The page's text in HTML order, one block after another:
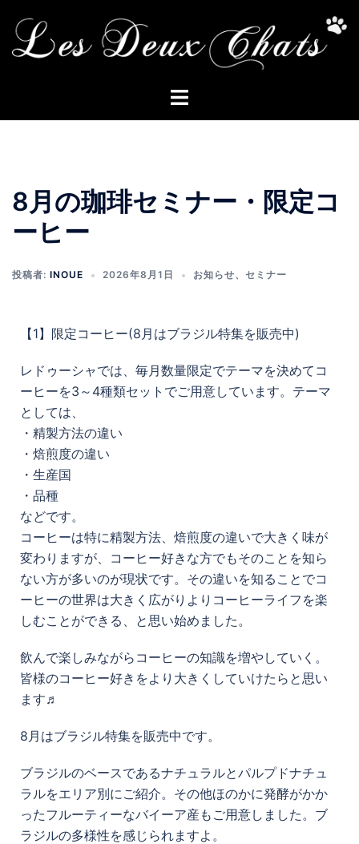
8月の珈琲セミナー・限定コ
ーヒー
投稿者: INOUE 2026年8月1日 お知らせ、 セミナー
【1】限定コーヒー(8月はブラジル特集を販売中)
レドゥーシャでは、毎月数量限定でテーマを決めてコ
ーヒーを3～4種類セットでご用意しています。テーマ
としては、
・精製方法の違い
・焙煎度の違い
・生産国
・品種
などです。
コーヒーは特に精製方法、焙煎度の違いで大きく味が
変わりますが、コーヒー好きな方でもそのことを知ら
ない方が多いのが現状です。その違いを知ることでコ
ーヒーの世界は大きく広がりよりコーヒーライフを楽
しむことができる、と思い始めました。
飲んで楽しみながらコーヒーの知識を増やしていく。
皆様のコーヒー好きをより大きくしていけたらと思い
ます♬
8月はブラジル特集を販売中です。
ブラジルのベースであるナチュラルとパルプドナチュ
ラルをエリア別にご紹介。その他ほのかに発酵がかか
ったフルーティーなバイーア産もご用意しました。ブ
ラジルの多様性を感じられますよ。